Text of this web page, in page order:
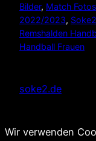
Bilder, Match Fotos
2022/2023,
Remshalden
Handball Frauen
soke2.de
Wir verwenden